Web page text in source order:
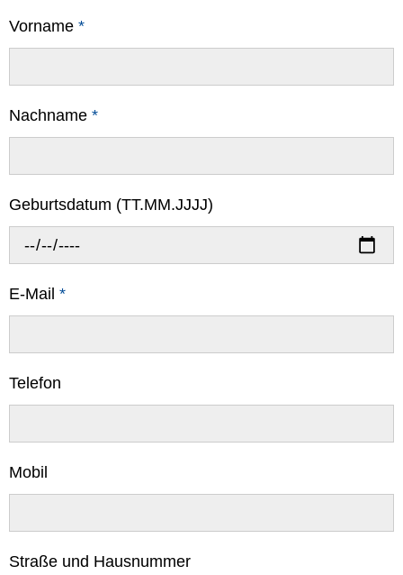
Vorname *
Nachname *
Geburtsdatum (TT.MM.JJJJ)
E-Mail *
Telefon
Mobil
Straße und Hausnummer